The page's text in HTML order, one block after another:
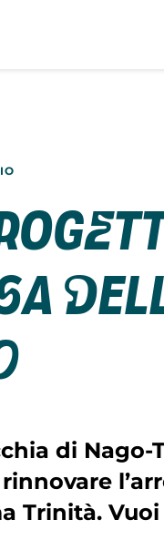
di
Trinità.